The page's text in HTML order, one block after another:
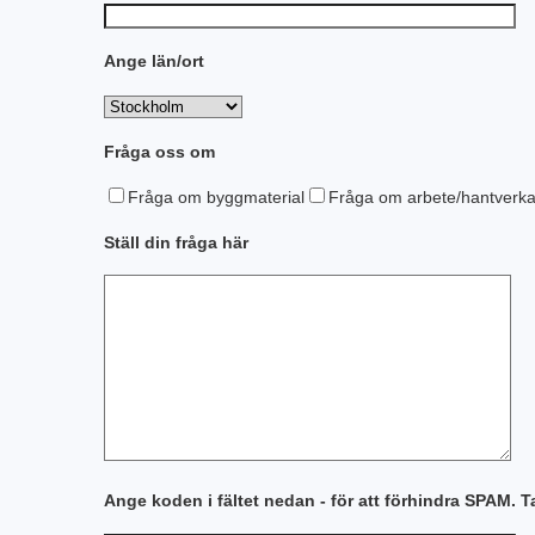
Ange län/ort
Fråga oss om
Fråga om byggmaterial Fråga om arbete/
Ställ din fråga här
Ange koden i fältet nedan - för att förhindra SPAM.